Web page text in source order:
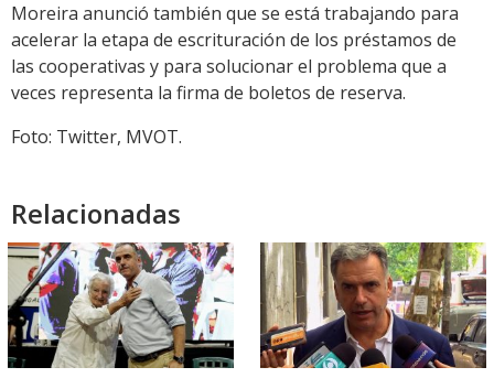
Moreira anunció también que se está trabajando para
acelerar la etapa de escrituración de los préstamos de
las cooperativas y para solucionar el problema que a
veces representa la firma de boletos de reserva.
Foto: Twitter, MVOT.
Relacionadas